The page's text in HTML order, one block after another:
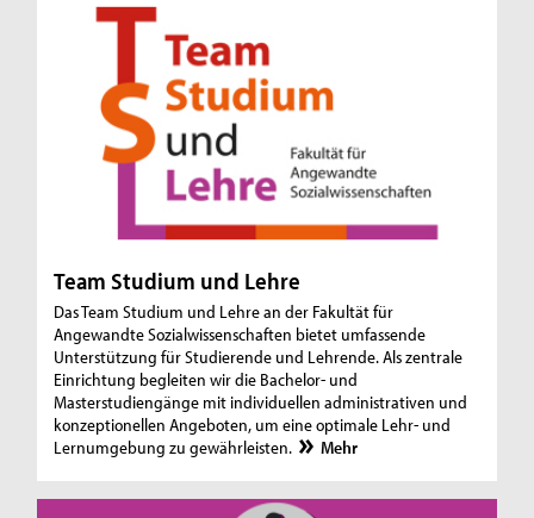
Team Studium und Lehre
Das Team Studium und Lehre an der Fakultät für
Angewandte Sozialwissenschaften bietet umfassende
Unterstützung für Studierende und Lehrende. Als zentrale
Einrichtung begleiten wir die Bachelor- und
Masterstudiengänge mit individuellen administrativen und
konzeptionellen Angeboten, um eine optimale Lehr- und
Lernumgebung zu gewährleisten.
Mehr